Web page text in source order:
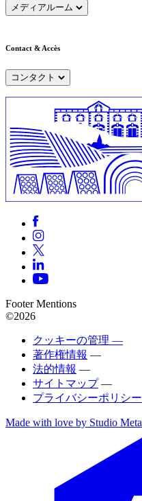
メディアルーム
Contact & Accès
コンタクト
Footer Mentions
©2026
クッキーの管理 —
著作権情報 —
法的情報 —
サイトマップ —
プライバシーポリシー
Made with love by Studio Meta